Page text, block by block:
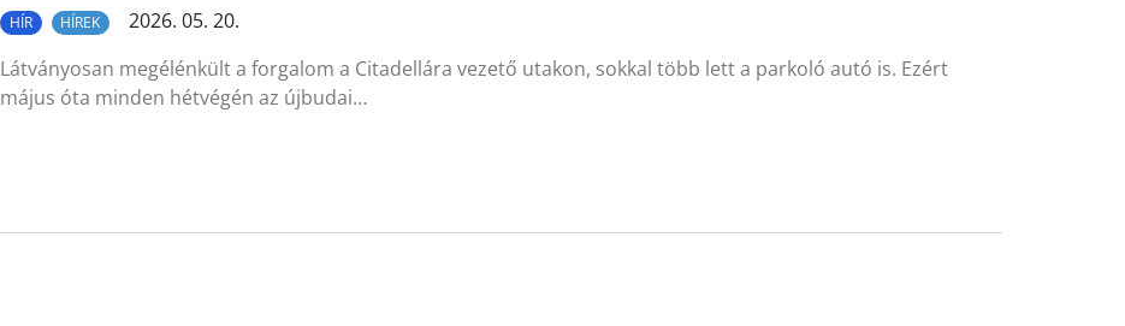
HÍR HÍREK
2026. 05. 20.
Látványosan megélénkült a forgalom a Citadellára vezető utakon, sokkal több lett a parkoló autó is. Ezért
május óta minden hétvégén az újbudai…